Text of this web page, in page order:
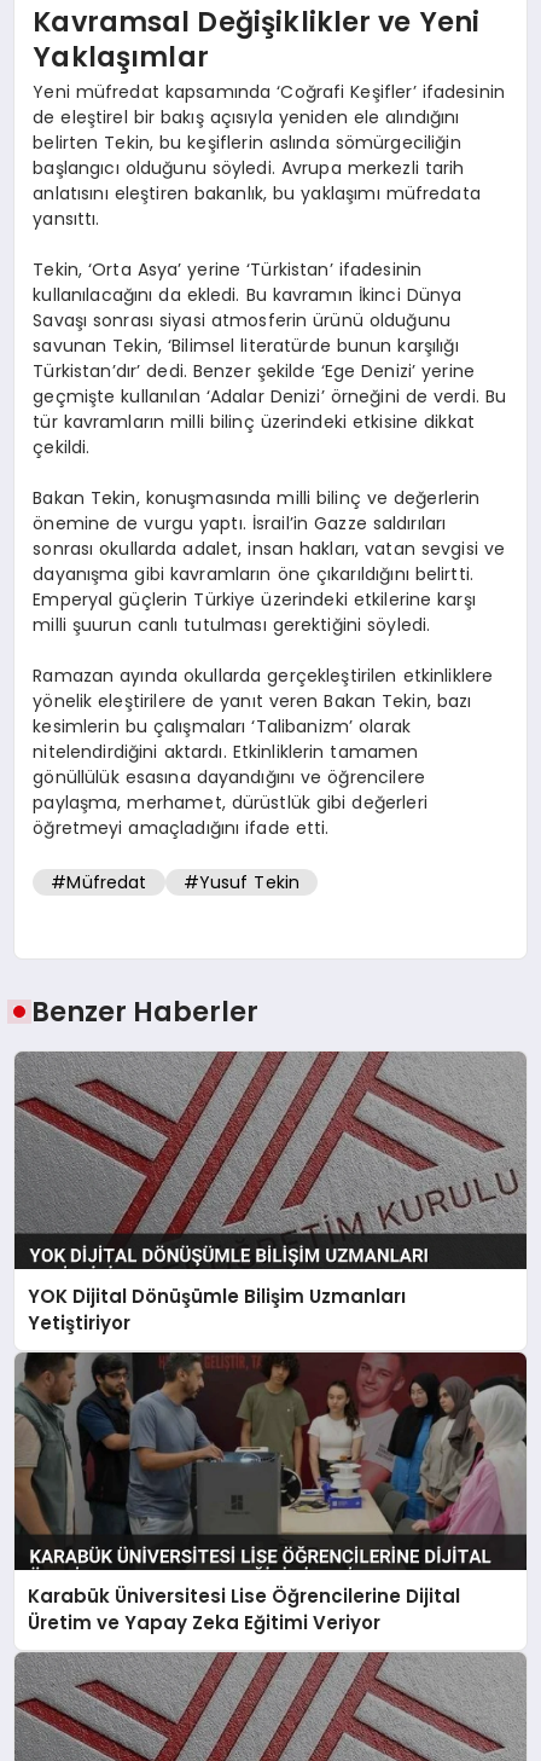
Kavramsal Değişiklikler ve Yeni
Yaklaşımlar
Yeni müfredat kapsamında ‘Coğrafi Keşifler’ ifadesinin
de eleştirel bir bakış açısıyla yeniden ele alındığını
belirten Tekin, bu keşiflerin aslında sömürgeciliğin
başlangıcı olduğunu söyledi. Avrupa merkezli tarih
anlatısını eleştiren bakanlık, bu yaklaşımı müfredata
yansıttı.
Tekin, ‘Orta Asya’ yerine ‘Türkistan’ ifadesinin
kullanılacağını da ekledi. Bu kavramın İkinci Dünya
Savaşı sonrası siyasi atmosferin ürünü olduğunu
savunan Tekin, ‘Bilimsel literatürde bunun karşılığı
Türkistan’dır’ dedi. Benzer şekilde ‘Ege Denizi’ yerine
geçmişte kullanılan ‘Adalar Denizi’ örneğini de verdi. Bu
tür kavramların milli bilinç üzerindeki etkisine dikkat
çekildi.
Bakan Tekin, konuşmasında milli bilinç ve değerlerin
önemine de vurgu yaptı. İsrail’in Gazze saldırıları
sonrası okullarda adalet, insan hakları, vatan sevgisi ve
dayanışma gibi kavramların öne çıkarıldığını belirtti.
Emperyal güçlerin Türkiye üzerindeki etkilerine karşı
milli şuurun canlı tutulması gerektiğini söyledi.
Ramazan ayında okullarda gerçekleştirilen etkinliklere
yönelik eleştirilere de yanıt veren Bakan Tekin, bazı
kesimlerin bu çalışmaları ‘Talibanizm’ olarak
nitelendirdiğini aktardı. Etkinliklerin tamamen
gönüllülük esasına dayandığını ve öğrencilere
paylaşma, merhamet, dürüstlük gibi değerleri
öğretmeyi amaçladığını ifade etti.
#Müfredat #Yusuf Tekin
Benzer Haberler
YOK Dijital Dönüşümle Bilişim Uzmanları
Yetiştiriyor
Karabük Üniversitesi Lise Öğrencilerine Dijital
Üretim ve Yapay Zeka Eğitimi Veriyor